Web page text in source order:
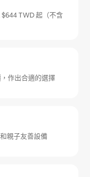
TWD 起（不含
作出合適的選擇
親子友善設備